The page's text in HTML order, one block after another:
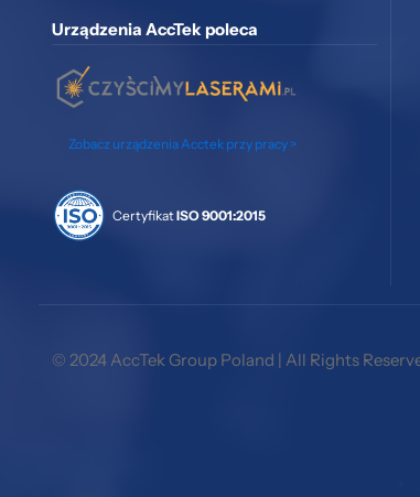
Urządzenia AccTek poleca
Zobacz urządzenia Acctek przy pracy >
CertyfikatISO 9001:2015
© 2024 AccTek Group Poland | All Rights